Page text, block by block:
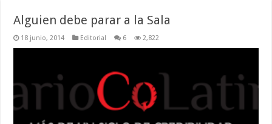
Alguien debe parar a la Sala
18 junio, 2014 Editorial 6 2,822